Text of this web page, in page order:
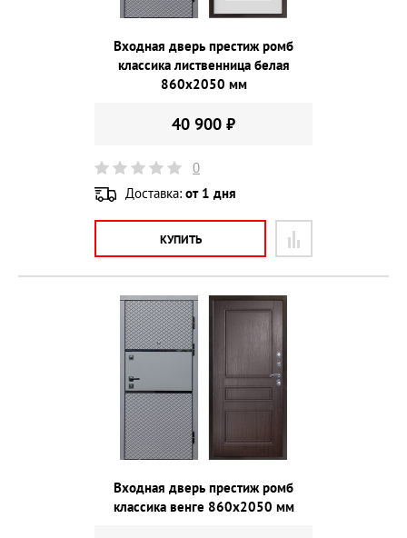
Входная дверь престиж ромб
классика лиственница белая
860х2050 мм
40 900 ₽
0
Доставка: от 1 дня
КУПИТЬ
Входная дверь престиж ромб
классика венге 860х2050 мм